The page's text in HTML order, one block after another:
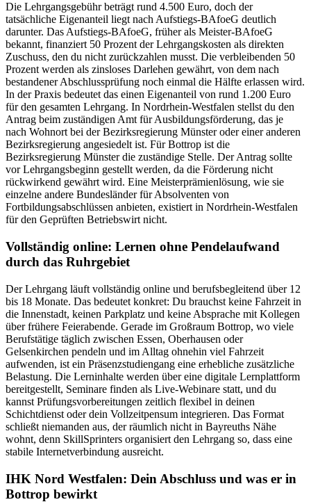
Die Lehrgangsgebühr beträgt rund 4.500 Euro, doch der
tatsächliche Eigenanteil liegt nach Aufstiegs-BAfoeG deutlich
darunter. Das Aufstiegs-BAfoeG, früher als Meister-BAfoeG
bekannt, finanziert 50 Prozent der Lehrgangskosten als direkten
Zuschuss, den du nicht zurückzahlen musst. Die verbleibenden 50
Prozent werden als zinsloses Darlehen gewährt, von dem nach
bestandener Abschlussprüfung noch einmal die Hälfte erlassen wird.
In der Praxis bedeutet das einen Eigenanteil von rund 1.200 Euro
für den gesamten Lehrgang. In Nordrhein-Westfalen stellst du den
Antrag beim zuständigen Amt für Ausbildungsförderung, das je
nach Wohnort bei der Bezirksregierung Münster oder einer anderen
Bezirksregierung angesiedelt ist. Für Bottrop ist die
Bezirksregierung Münster die zuständige Stelle. Der Antrag sollte
vor Lehrgangsbeginn gestellt werden, da die Förderung nicht
rückwirkend gewährt wird. Eine Meisterprämienlösung, wie sie
einzelne andere Bundesländer für Absolventen von
Fortbildungsabschlüssen anbieten, existiert in Nordrhein-Westfalen
für den Geprüften Betriebswirt nicht.
Vollständig online: Lernen ohne Pendelaufwand
durch das Ruhrgebiet
Der Lehrgang läuft vollständig online und berufsbegleitend über 12
bis 18 Monate. Das bedeutet konkret: Du brauchst keine Fahrzeit in
die Innenstadt, keinen Parkplatz und keine Absprache mit Kollegen
über frühere Feierabende. Gerade im Großraum Bottrop, wo viele
Berufstätige täglich zwischen Essen, Oberhausen oder
Gelsenkirchen pendeln und im Alltag ohnehin viel Fahrzeit
aufwenden, ist ein Präsenzstudiengang eine erhebliche zusätzliche
Belastung. Die Lerninhalte werden über eine digitale Lernplattform
bereitgestellt, Seminare finden als Live-Webinare statt, und du
kannst Prüfungsvorbereitungen zeitlich flexibel in deinen
Schichtdienst oder dein Vollzeitpensum integrieren. Das Format
schließt niemanden aus, der räumlich nicht in Bayreuths Nähe
wohnt, denn SkillSprinters organisiert den Lehrgang so, dass eine
stabile Internetverbindung ausreicht.
IHK Nord Westfalen: Dein Abschluss und was er in
Bottrop bewirkt